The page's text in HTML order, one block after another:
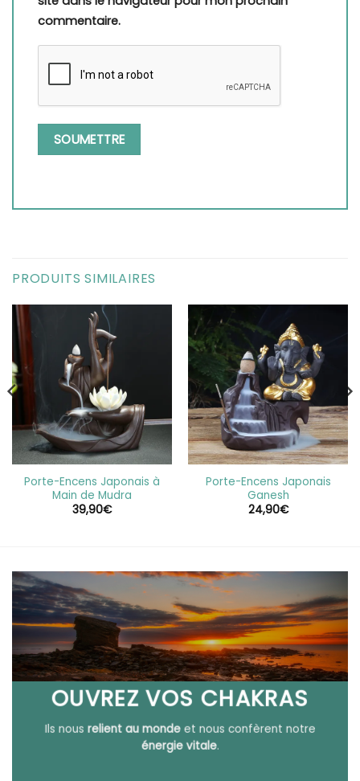
commentaire.
PRODUITS SIMILAIRES
Porte-Encens Japonais à
Main de Mudra
39,90€
Porte-Encens Japonais
Ganesh
24,90€
OUVREZ VOS CHAKRAS
Ils nous relient au mondeet nous confèrent notre
énergie vitale.